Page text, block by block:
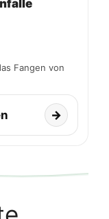
Fangen von
→